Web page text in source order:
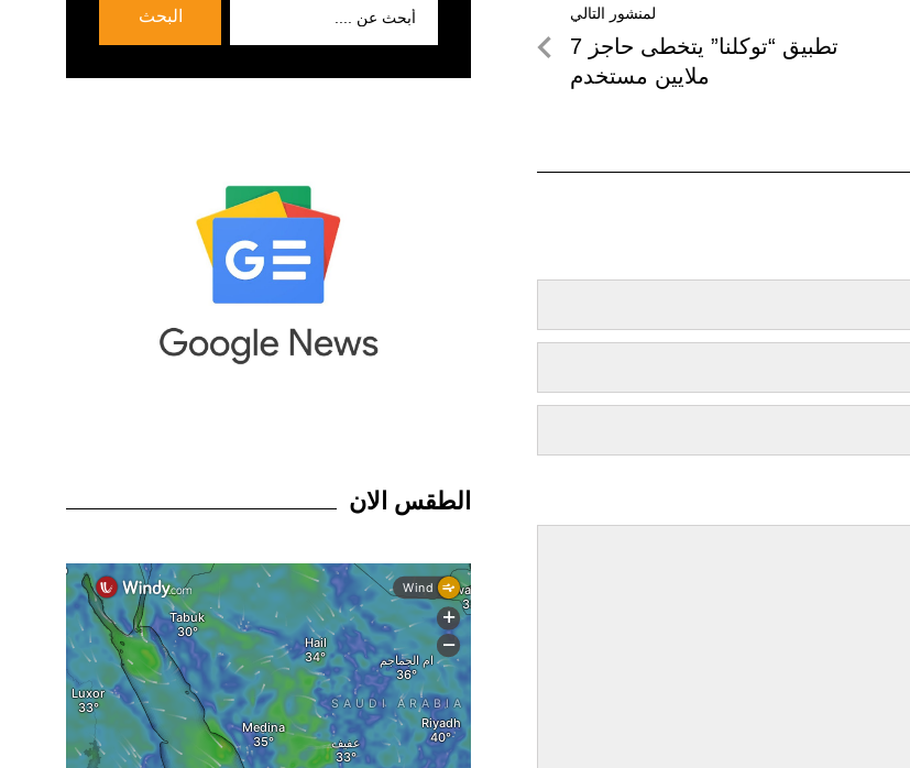
لمنشور التالي
لمنشور
تطبيق “توكلنا” يتخطى حاجز 7
ملايين مستخدم
البحث
الطقس الان